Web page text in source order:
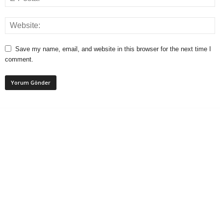
Save my name, email, and website in this browser for the next time I
comment.